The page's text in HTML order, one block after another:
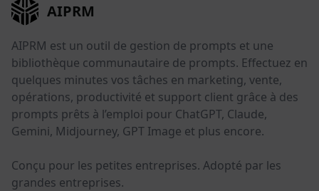
AIPRM
AIPRM est un outil de gestion de prompts et une
bibliothèque communautaire de prompts. Effectuez en
quelques minutes vos tâches en marketing, vente,
opérations, productivité et support client grâce à des
prompts prêts à l’emploi pour ChatGPT, Claude,
Gemini, Midjourney, GPT Image et plus encore.
Conçu pour les petites entreprises. Adopté par les
grandes entreprises.